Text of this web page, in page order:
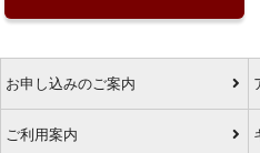
お申し込みのご案内
ご利用案内